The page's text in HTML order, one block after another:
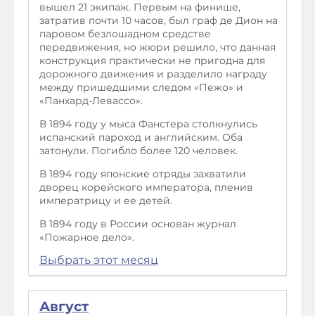
вышел 21 экипаж. Первым на финише,
затратив почти 10 часов, был граф де Дион на
паровом безлошадном средстве
передвижения, но жюри решило, что данная
конструкция практически не пригодна для
дорожного движения и разделило награду
между пришедшими следом «Пежо» и
«Панхард-Левассо».
В 1894 году у мыса Фанстера столкнулись
испанский пароход и английским. Оба
затонули. Погибло более 120 человек.
В 1894 году японские отряды захватили
дворец корейского императора, пленив
императрицу и ее детей.
В 1894 году в России основан журнал
«Пожарное дело».
Выбрать этот месяц
Август